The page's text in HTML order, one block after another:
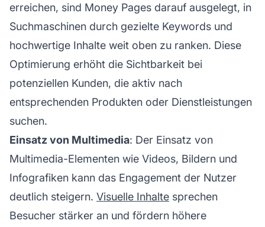
erreichen, sind Money Pages darauf ausgelegt, in
Suchmaschinen durch gezielte Keywords und
hochwertige Inhalte weit oben zu ranken. Diese
Optimierung erhöht die Sichtbarkeit bei
potenziellen Kunden, die aktiv nach
entsprechenden Produkten oder Dienstleistungen
suchen.
Einsatz von Multimedia: Der Einsatz von
Multimedia-Elementen wie Videos, Bildern und
Infografiken kann das Engagement der Nutzer
deutlich steigern. Visuelle Inhalte sprechen
Besucher stärker an und fördern höhere